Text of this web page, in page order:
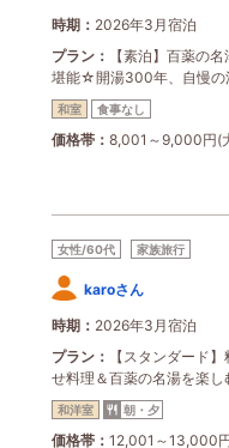
時期
2026年3月宿泊
プラン
【素泊】百薬の
堪能☆開湯300年、自慢の
和室 食事なし
価格帯 8,001～9,000円(
女性/60代 家族旅行
karoさん
時期
2026年3月宿泊
プラン
【スタンダード
せ料理＆百薬の名湯を楽し
和洋室 朝・夕
価格帯 12,001～13,000